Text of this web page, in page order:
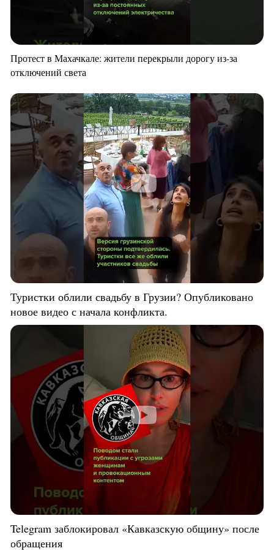
Протест в Махачкале: жители перекрыли дорогу из-за
отключений света
Туристки облили свадьбу в Грузии? Опубликовано
новое видео с начала конфликта.
Telegram заблокировал «Кавказскую общину» после
обращения